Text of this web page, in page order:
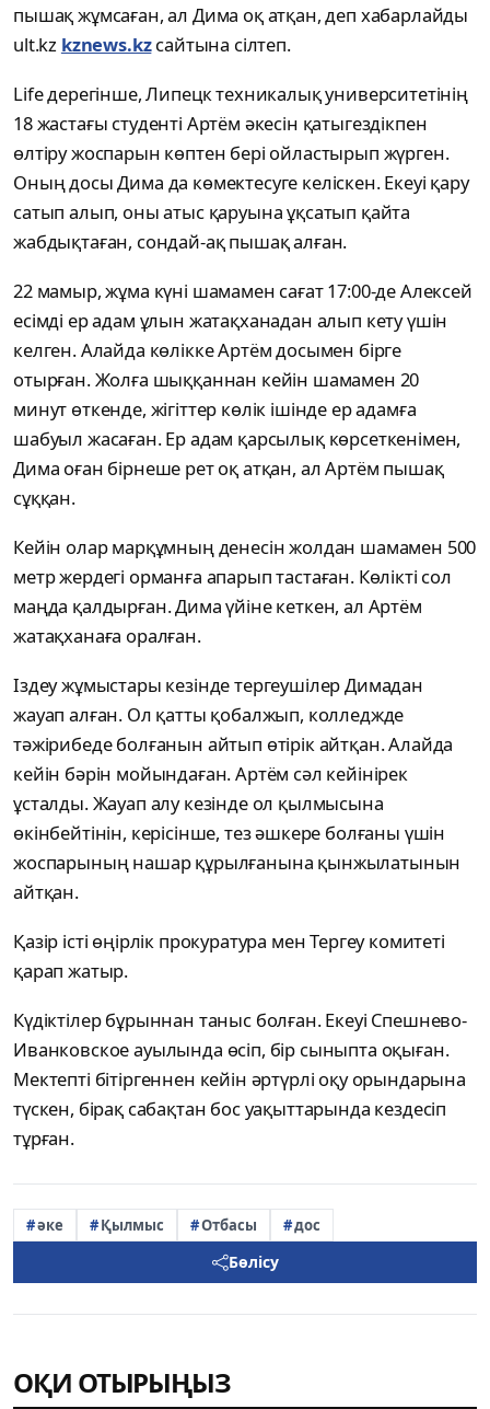
пышақ жұмсаған, ал Дима оқ атқан, деп хабарлайды
ult.kz kznews.kzсайтына сілтеп.
Life дерегінше, Липецк техникалық университетінің
18 жастағы студенті Артём әкесін қатыгездікпен
өлтіру жоспарын көптен бері ойластырып жүрген.
Оның досы Дима да көмектесуге келіскен. Екеуі қару
сатып алып, оны атыс қаруына ұқсатып қайта
жабдықтаған, сондай-ақ пышақ алған.
22 мамыр, жұма күні шамамен сағат 17:00-де Алексей
есімді ер адам ұлын жатақханадан алып кету үшін
келген. Алайда көлікке Артём досымен бірге
отырған. Жолға шыққаннан кейін шамамен 20
минут өткенде, жігіттер көлік ішінде ер адамға
шабуыл жасаған. Ер адам қарсылық көрсеткенімен,
Дима оған бірнеше рет оқ атқан, ал Артём пышақ
сұққан.
Кейін олар марқұмның денесін жолдан шамамен 500
метр жердегі орманға апарып тастаған. Көлікті сол
маңда қалдырған. Дима үйіне кеткен, ал Артём
жатақханаға оралған.
Іздеу жұмыстары кезінде тергеушілер Димадан
жауап алған. Ол қатты қобалжып, колледжде
тәжірибеде болғанын айтып өтірік айтқан. Алайда
кейін бәрін мойындаған. Артём сәл кейінірек
ұсталды. Жауап алу кезінде ол қылмысына
өкінбейтінін, керісінше, тез әшкере болғаны үшін
жоспарының нашар құрылғанына қынжылатынын
айтқан.
Қазір істі өңірлік прокуратура мен Тергеу комитеті
қарап жатыр.
Күдіктілер бұрыннан таныс болған. Екеуі Спешнево-
Иванковское ауылында өсіп, бір сыныпта оқыған.
Мектепті бітіргеннен кейін әртүрлі оқу орындарына
түскен, бірақ сабақтан бос уақыттарында кездесіп
тұрған.
әке Қылмыс Отбасы дос
Бөлісу
ОҚИ ОТЫРЫҢЫЗ